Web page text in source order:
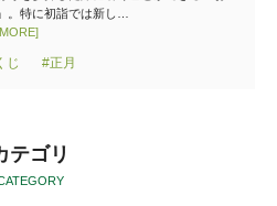
。特に初詣では新し…
じ #正月
テゴリ